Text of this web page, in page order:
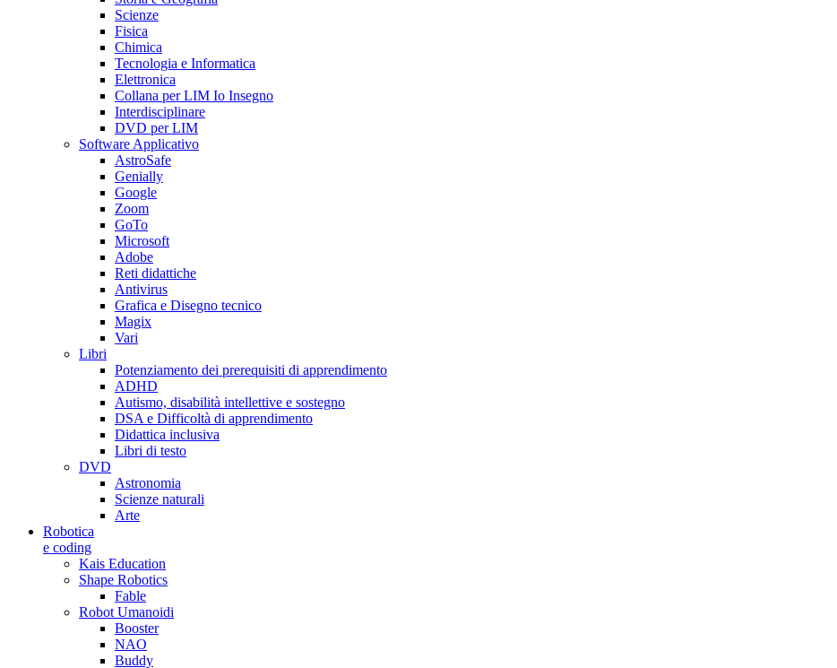
Scienze
Fisica
Chimica
Tecnologia e Informatica
Elettronica
Collana per LIM Io Insegno
Interdisciplinare
DVD per LIM
Software Applicativo
AstroSafe
Genially
Google
Zoom
GoTo
Microsoft
Adobe
Reti didattiche
Antivirus
Grafica e Disegno tecnico
Magix
Vari
Libri
Potenziamento dei prerequisiti di apprendimento
ADHD
Autismo, disabilità intellettive e sostegno
DSA e Difficoltà di apprendimento
Didattica inclusiva
Libri di testo
DVD
Astronomia
Scienze naturali
Arte
Robotica
e coding
Kais Education
Shape Robotics
Fable
Robot Umanoidi
Booster
NAO
Buddy